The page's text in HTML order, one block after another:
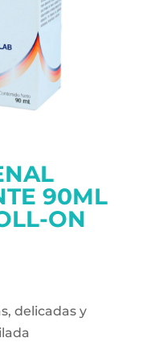
90ML
ON
delicadas y